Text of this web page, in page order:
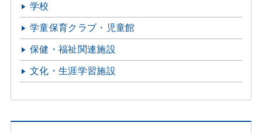
学校
学童保育クラブ・児童館
保健・福祉関連施設
文化・生涯学習施設